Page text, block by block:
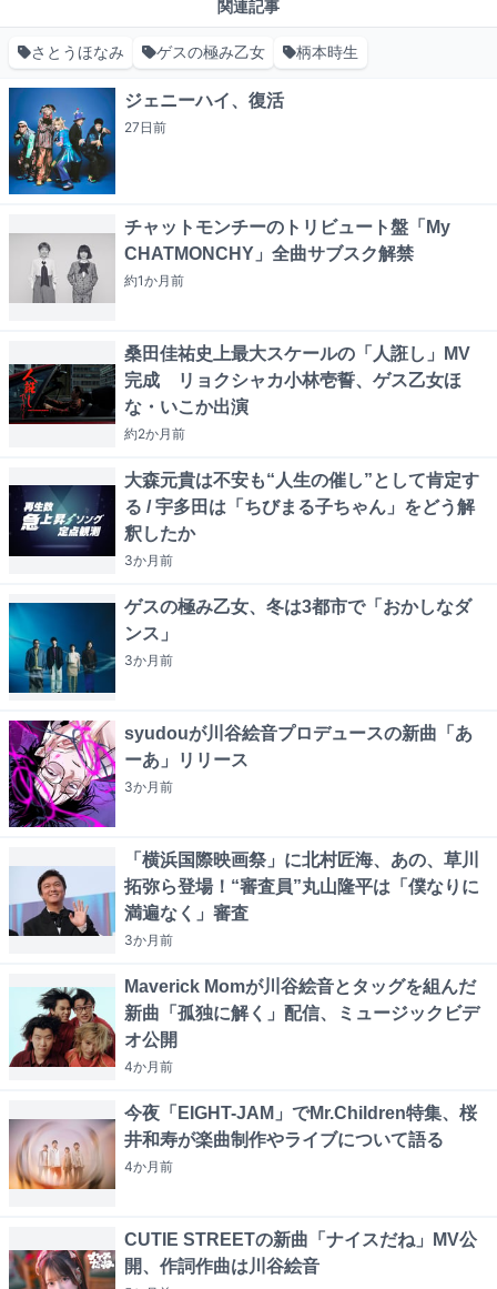
関連記事
さとうほなみ ゲスの極み乙女 柄本時生
ジェニーハイ、復活
27日前
チャットモンチーのトリビュート盤「My
CHATMONCHY」全曲サブスク解禁
約1か月前
桑田佳祐史上最大スケールの「人誑し」MV
完成 リョクシャカ小林壱誓、ゲス乙女ほ
な・いこか出演
約2か月前
大森元貴は不安も“人生の催し”として肯定す
る / 宇多田は「ちびまる子ちゃん」をどう解
釈したか
3か月前
ゲスの極み乙女、冬は3都市で「おかしなダ
ンス」
3か月前
syudouが川谷絵音プロデュースの新曲「あ
ーあ」リリース
3か月前
「横浜国際映画祭」に北村匠海、あの、草川
拓弥ら登場！“審査員”丸山隆平は「僕なりに
満遍なく」審査
3か月前
Maverick Momが川谷絵音とタッグを組んだ
新曲「孤独に解く」配信、ミュージックビデ
オ公開
4か月前
今夜「EIGHT-JAM」でMr.Children特集、桜
井和寿が楽曲制作やライブについて語る
4か月前
CUTIE STREETの新曲「ナイスだね」MV公
開、作詞作曲は川谷絵音